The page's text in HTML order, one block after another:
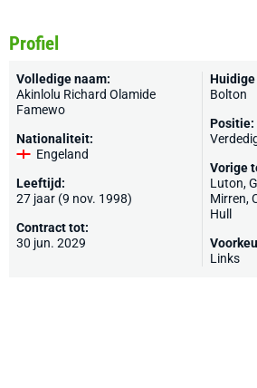
Profiel
Volledige naam:
Akinlolu Richard Olamide
Famewo
Nationaliteit:
Engeland
Leeftijd:
27 jaar (9 nov. 1998)
Contract tot:
30 jun. 2029
Bolton
Positie:
Vorige
Luton,
Mirren,
Hull
Links